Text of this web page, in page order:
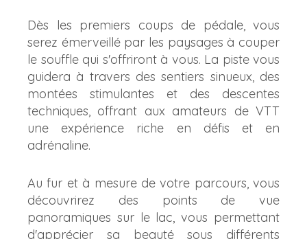
Dès les premiers coups de pédale, vous
serez émerveillé par les paysages à couper
le souffle qui s'offriront à vous. La piste vous
guidera à travers des sentiers sinueux, des
montées stimulantes et des descentes
techniques, offrant aux amateurs de VTT
une expérience riche en défis et en
adrénaline.
Au fur et à mesure de votre parcours, vous
découvrirez des points de vue
panoramiques sur le lac, vous permettant
d'apprécier sa beauté sous différents